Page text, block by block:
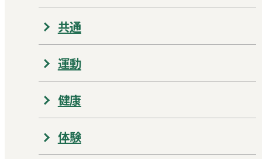
共通
運動
健康
体験